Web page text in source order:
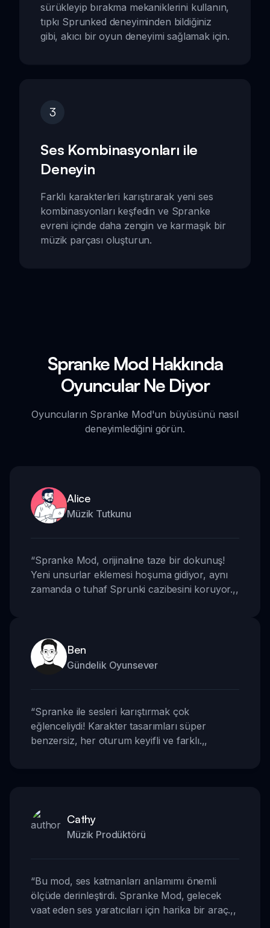
sürükleyip bırakma mekaniklerini kullanın,
tıpkı Sprunked deneyiminden bildiğiniz
gibi, akıcı bir oyun deneyimi sağlamak için.
3
Ses Kombinasyonları ile
Deneyin
Farklı karakterleri karıştırarak yeni ses
kombinasyonları keşfedin ve Spranke
evreni içinde daha zengin ve karmaşık bir
müzik parçası oluşturun.
Spranke Mod Hakkında
Oyuncular Ne Diyor
Oyuncuların Spranke Mod'un büyüsünü nasıl
deneyimlediğini görün.
Alice
Müzik Tutkunu
“Spranke Mod, orijinaline taze bir dokunuş!
Yeni unsurlar eklemesi hoşuma gidiyor, aynı
zamanda o tuhaf Sprunki cazibesini koruyor.,,
Ben
Gündelik Oyunsever
“Spranke ile sesleri karıştırmak çok
eğlenceliydi! Karakter tasarımları süper
benzersiz, her oturum keyifli ve farklı.,,
Cathy
Müzik Prodüktörü
“Bu mod, ses katmanları anlamımı önemli
ölçüde derinleştirdi. Spranke Mod, gelecek
vaat eden ses yaratıcıları için harika bir araç.,,